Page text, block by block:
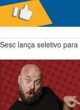
Sesc lança seletivo